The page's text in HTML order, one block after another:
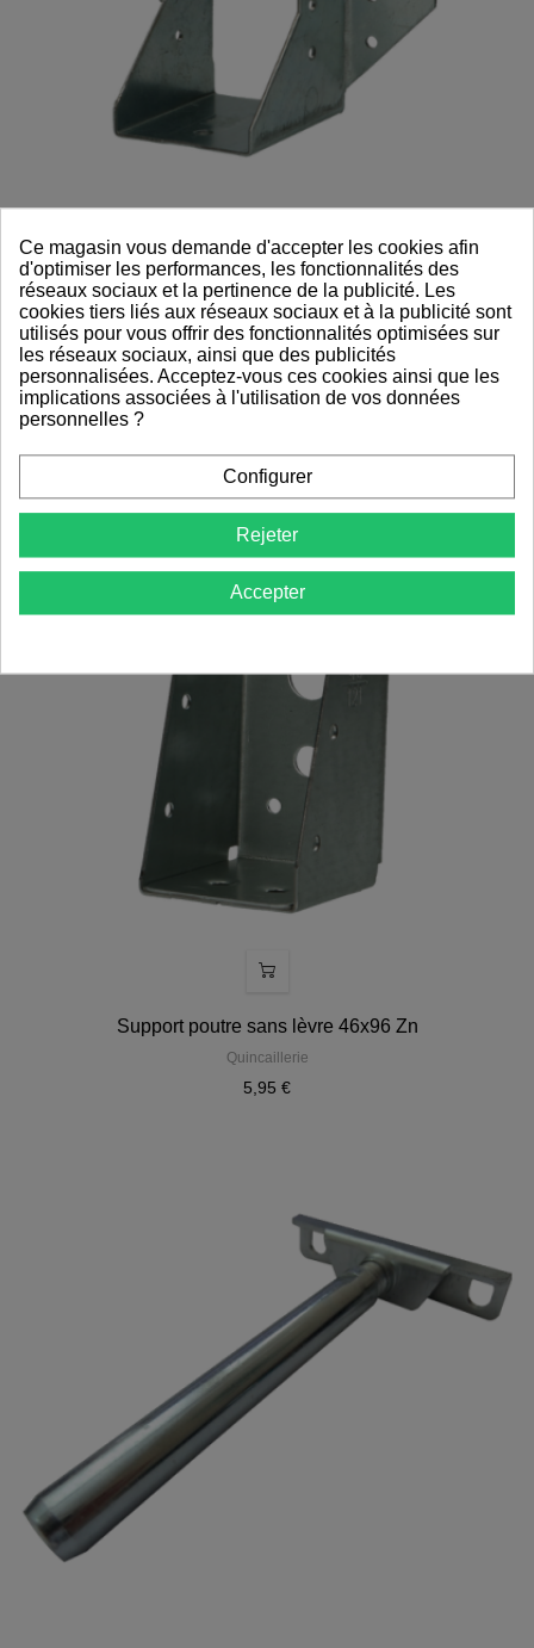
Etrier - Supp. poutre 'U' A 63x128 Zn
Quincaillerie
4,95 €
Support poutre sans lèvre 46x96 Zn
Quincaillerie
5,95 €
Ce magasin vous demande d'accepter les cookies afin
d'optimiser les performances, les fonctionnalités des
réseaux sociaux et la pertinence de la publicité. Les
cookies tiers liés aux réseaux sociaux et à la publicité sont
utilisés pour vous offrir des fonctionnalités optimisées sur
les réseaux sociaux, ainsi que des publicités
personnalisées. Acceptez-vous ces cookies ainsi que les
implications associées à l'utilisation de vos données
personnelles ?
Configurer
Rejeter
Accepter